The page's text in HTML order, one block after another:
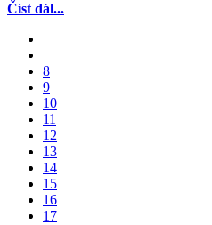
Číst dál...
8
9
10
11
12
13
14
15
16
17